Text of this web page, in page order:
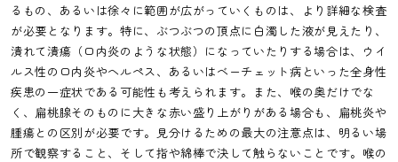
るもの、あるいは徐々に範囲が広がっていくものは、より詳細な検査
が必要となります。特に、ぶつぶつの頂点に白濁した液が見えたり、
潰れて潰瘍（口内炎のような状態）になっていたりする場合は、ウイ
ルス性の口内炎やヘルペス、あるいはベーチェット病といった全身性
疾患の一症状である可能性も考えられます。また、喉の奥だけでな
く、扁桃腺そのものに大きな赤い盛り上がりがある場合も、扁桃炎や
腫瘍との区別が必要です。見分けるための最大の注意点は、明るい場
所で観察すること、そして指や綿棒で決して触らないことです。喉の